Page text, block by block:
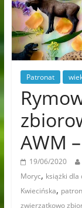
Patronat
AWM
19/06/2020
Moryc, książki dla
Kwiecińska,
zwierzątkowo